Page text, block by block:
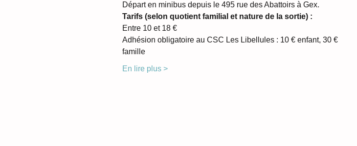
Départ en minibus depuis le 495 rue des Abattoirs à Gex.
Tarifs (selon quotient familial et nature de la sortie) :
Entre 10 et 18 €
Adhésion obligatoire au CSC Les Libellules : 10 € enfant, 30 €
famille
En lire plus >